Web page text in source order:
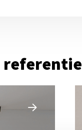
referentie